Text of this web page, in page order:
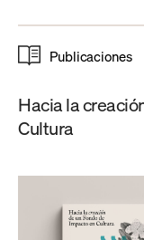
Publicaciones
Hacia la
Cultura